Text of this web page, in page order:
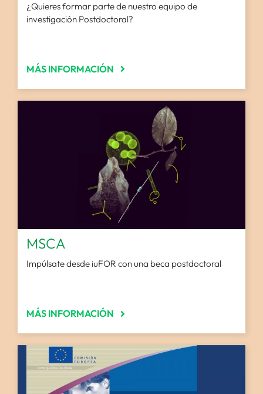
¿Quieres formar parte de nuestro equipo de
investigación Postdoctoral?
MÁS INFORMACIÓN
MSCA
Impúlsate desde iuFOR con una beca postdoctoral
MÁS INFORMACIÓN